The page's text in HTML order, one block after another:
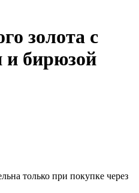
золота с
и бирюзой
только при покупке через